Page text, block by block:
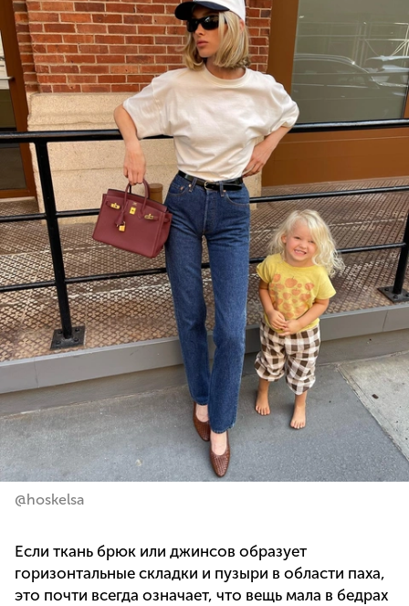
@hoskelsa
Если ткань брюк или джинсов образует
горизонтальные складки и пузыри в области паха,
это почти всегда означает, что вещь мала в бедрах